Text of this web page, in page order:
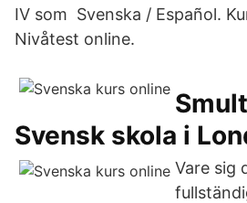
IV som Svenska / Español.
Nivåtest online.
Svensk skola i
Vare sig